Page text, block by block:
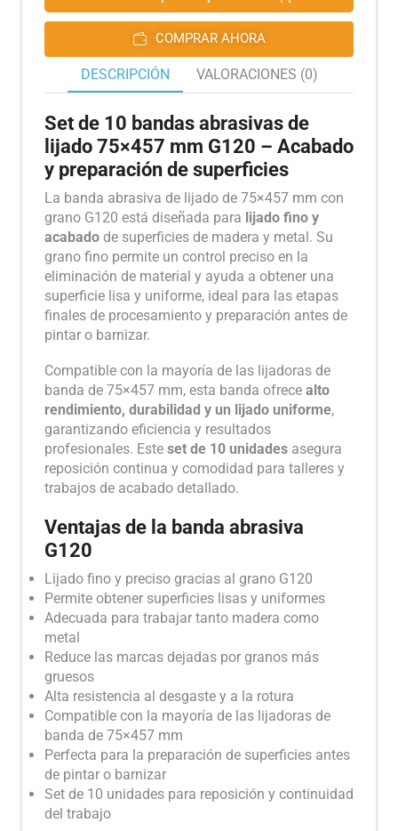
COMPRAR AHORA
DESCRIPCIÓN VALORACIONES (0)
Set de 10 bandas abrasivas de
lijado 75×457 mm G120 – Acabado
y preparación de superficies
La banda abrasiva de lijado de 75×457 mm con
grano G120 está diseñada para lijado fino y
acabado de superficies de madera y metal. Su
grano fino permite un control preciso en la
eliminación de material y ayuda a obtener una
superficie lisa y uniforme, ideal para las etapas
finales de procesamiento y preparación antes de
pintar o barnizar.
Compatible con la mayoría de las lijadoras de
banda de 75×457 mm, esta banda ofrece alto
rendimiento, durabilidad y un lijado uniforme,
garantizando eficiencia y resultados
profesionales. Este set de 10 unidades asegura
reposición continua y comodidad para talleres y
trabajos de acabado detallado.
Ventajas de la banda abrasiva
G120
Lijado fino y preciso gracias al grano G120
Permite obtener superficies lisas y uniformes
Adecuada para trabajar tanto madera como
metal
Reduce las marcas dejadas por granos más
gruesos
Alta resistencia al desgaste y a la rotura
Compatible con la mayoría de las lijadoras de
banda de 75×457 mm
Perfecta para la preparación de superficies antes
de pintar o barnizar
Set de 10 unidades para reposición y continuidad
del trabajo